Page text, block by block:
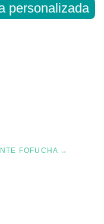
personalizada
FOFUCHA →